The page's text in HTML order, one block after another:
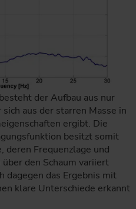
der Aufbau aus nur
aus der starren Masse in
ergibt. Die
besitzt somit
deren Frequenzlage und
den Schaum variiert
dagegen das Ergebnis mit
klare Unterschiede erkannt